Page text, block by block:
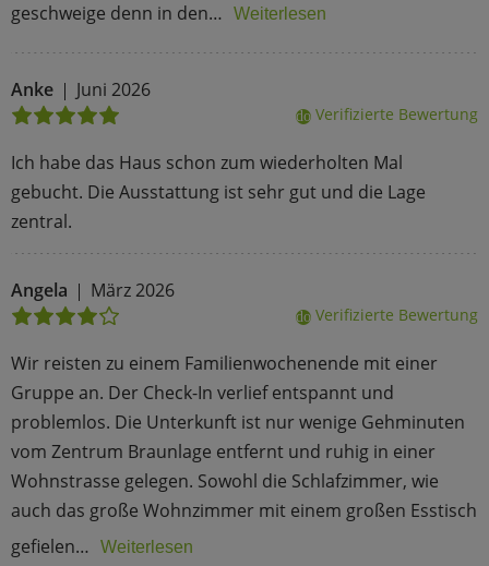
geschweige denn in den…
Weiterlesen
Anke Juni 2026
doneVerifizierte Bewertung
Ich habe das Haus schon zum wiederholten Mal
gebucht. Die Ausstattung ist sehr gut und die Lage
zentral.
Angela März 2026
doneVerifizierte Bewertung
Wir reisten zu einem Familienwochenende mit einer
Gruppe an. Der Check-In verlief entspannt und
problemlos. Die Unterkunft ist nur wenige Gehminuten
vom Zentrum Braunlage entfernt und ruhig in einer
Wohnstrasse gelegen. Sowohl die Schlafzimmer, wie
auch das große Wohnzimmer mit einem großen Esstisch
gefielen…
Weiterlesen